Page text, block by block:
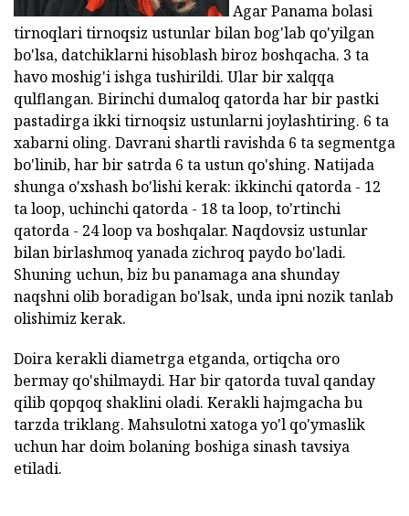
Agar Panama bolasi
tirnoqlari tirnoqsiz ustunlar bilan bog'lab qo'yilgan
bo'lsa, datchiklarni hisoblash biroz boshqacha. 3 ta
havo moshig'i ishga tushirildi. Ular bir xalqqa
qulflangan. Birinchi dumaloq qatorda har bir pastki
pastadirga ikki tirnoqsiz ustunlarni joylashtiring. 6 ta
xabarni oling. Davrani shartli ravishda 6 ta segmentga
bo'linib, har bir satrda 6 ta ustun qo'shing. Natijada
shunga o'xshash bo'lishi kerak: ikkinchi qatorda - 12
ta loop, uchinchi qatorda - 18 ta loop, to'rtinchi
qatorda - 24 loop va boshqalar. Naqdovsiz ustunlar
bilan birlashmoq yanada zichroq paydo bo'ladi.
Shuning uchun, biz bu panamaga ana shunday
naqshni olib boradigan bo'lsak, unda ipni nozik tanlab
olishimiz kerak.
Doira kerakli diametrga etganda, ortiqcha oro
bermay qo'shilmaydi. Har bir qatorda tuval qanday
qilib qopqoq shaklini oladi. Kerakli hajmgacha bu
tarzda triklang. Mahsulotni xatoga yo'l qo'ymaslik
uchun har doim bolaning boshiga sinash tavsiya
etiladi.